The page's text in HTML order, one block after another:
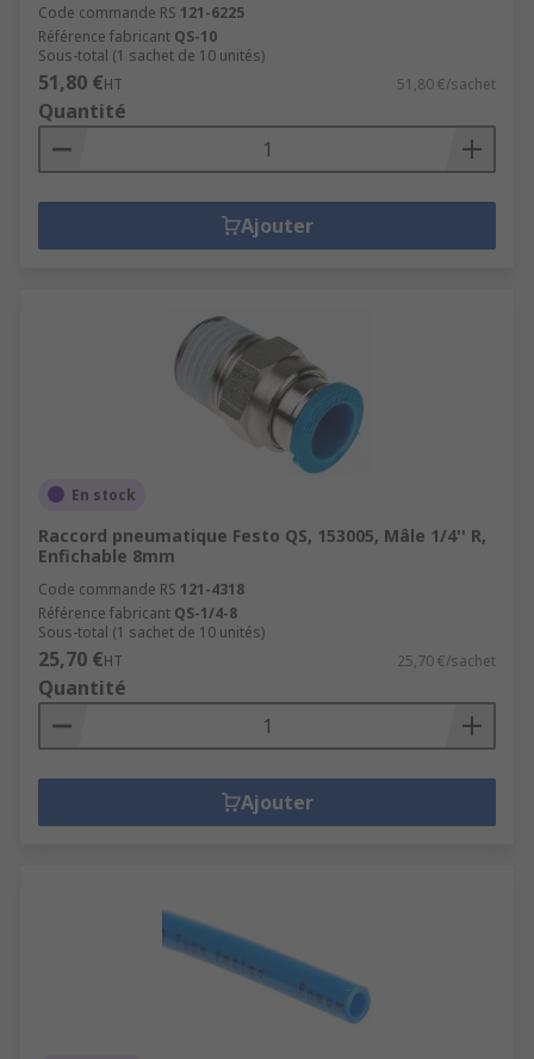
Code commande RS 121-6225
Référence fabricant QS-10
Sous-total (1 sachet de 10 unités)
51,80 €HT 51,80 €/sachet
Quantité
Ajouter
En stock
Raccord pneumatique Festo QS, 153005, Mâle 1/4'' R,
Enfichable 8mm
Code commande RS 121-4318
Référence fabricant QS-1/4-8
Sous-total (1 sachet de 10 unités)
25,70 €HT 25,70 €/sachet
Quantité
Ajouter